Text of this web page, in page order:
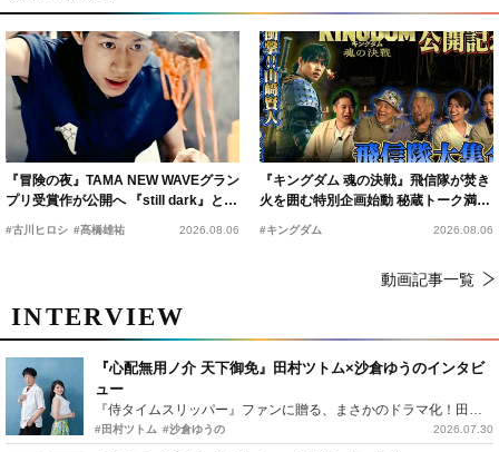
『冒険の夜』TAMA NEW WAVEグラン
プリ受賞作が公開へ 『still dark』と同
#古川ヒロシ #髙橋雄祐 2026.08.06
『キングダム 魂の決戦』飛信隊が焚き
火を囲む特別企画始動 秘蔵トーク満載
#キングダム 2026.08.06
動画記事一覧
INTERVIEW
『心配無用ノ介 天下御免』田村ツトム×沙倉ゆうのインタビ
ュー
『侍タイムスリッパー』ファンに贈る、まさかのドラマ化！田村ツトム×沙倉ゆうのが語る『心配無用ノ介』撮影秘話
#田村ツトム #沙倉ゆうの 2026.07.30